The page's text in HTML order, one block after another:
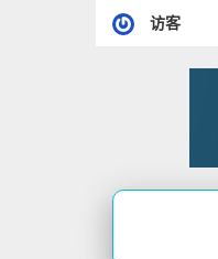
访客